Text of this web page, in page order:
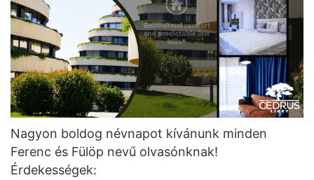
Nagyon boldog névnapot kívánunk minden
Ferenc és Fülöp nevű olvasónknak!
Érdekességek: